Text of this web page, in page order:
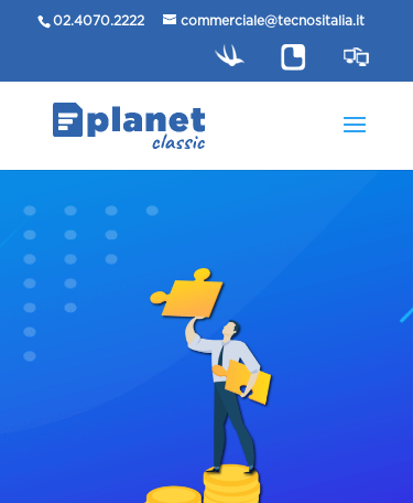
02.4070.2222 commerciale@tecnositalia.it